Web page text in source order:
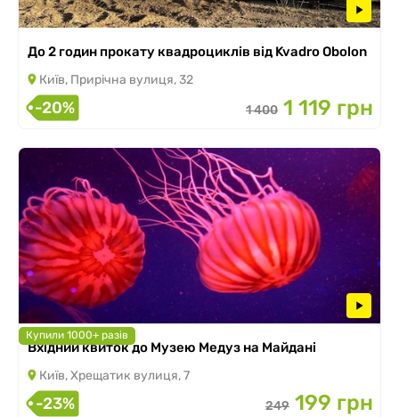
До 2 годин прокату квадроциклів від Kvadro Obolon
Київ, Прирічна вулиця, 32
-20% 1 400 1 119 грн
Купили 1000+ разів
Вхідний квиток до Музею Медуз на Майдані
Київ, Хрещатик вулиця, 7
-23% 249 199 грн